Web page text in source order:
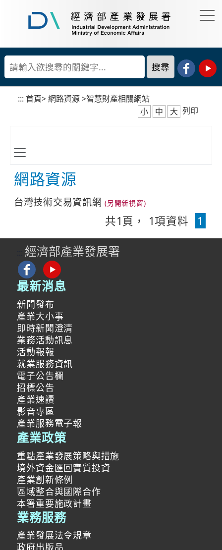
到
主
要
內
容
塊
濟
部
業
發
展
署
::: 首頁>網路資源>智慧財產相關網站
小
中 大 列印
網路資源
台灣技術交易資訊網
共1頁， 1項資料 1
::: 經濟部產業發展署
最新消息
新聞發布
產業大小事
即時新聞澄清
業務活動訊息
活動報報
就業服務資訊
電子公告欄
招標公告
產業速讀
影音專區
產業服務電子報
產業政策
重點產業發展策略與措施
境外資金匯回實質投資
產業創新條例
區域整合與國際合作
本署重要施政計畫
業務服務
產業發展法令規章
政府出版品